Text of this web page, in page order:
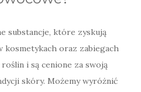
substancje, które zyskują
kosmetykach oraz zabiegach
i są cenione za swoją
skóry. Możemy wyróżnić